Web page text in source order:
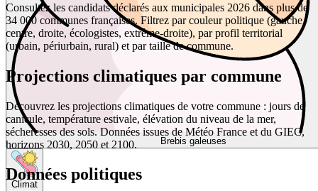
Brebis galeuses
Climat
Consultez les candidats déclarés aux municipales 2026 dans plus de
34 000 communes françaises. Filtrez par couleur politique (gauche,
centre, droite, écologistes, extrême-droite), par profil territorial
(urbain, périurbain, rural) et par taille de commune.
Projections climatiques par commune
Découvrez les projections climatiques de votre commune : jours de
canicule, température estivale, élévation du niveau de la mer,
sécheresses des sols. Données issues de Météo France et du GIEC,
horizons 2030, 2050 et 2100.
Données politiques